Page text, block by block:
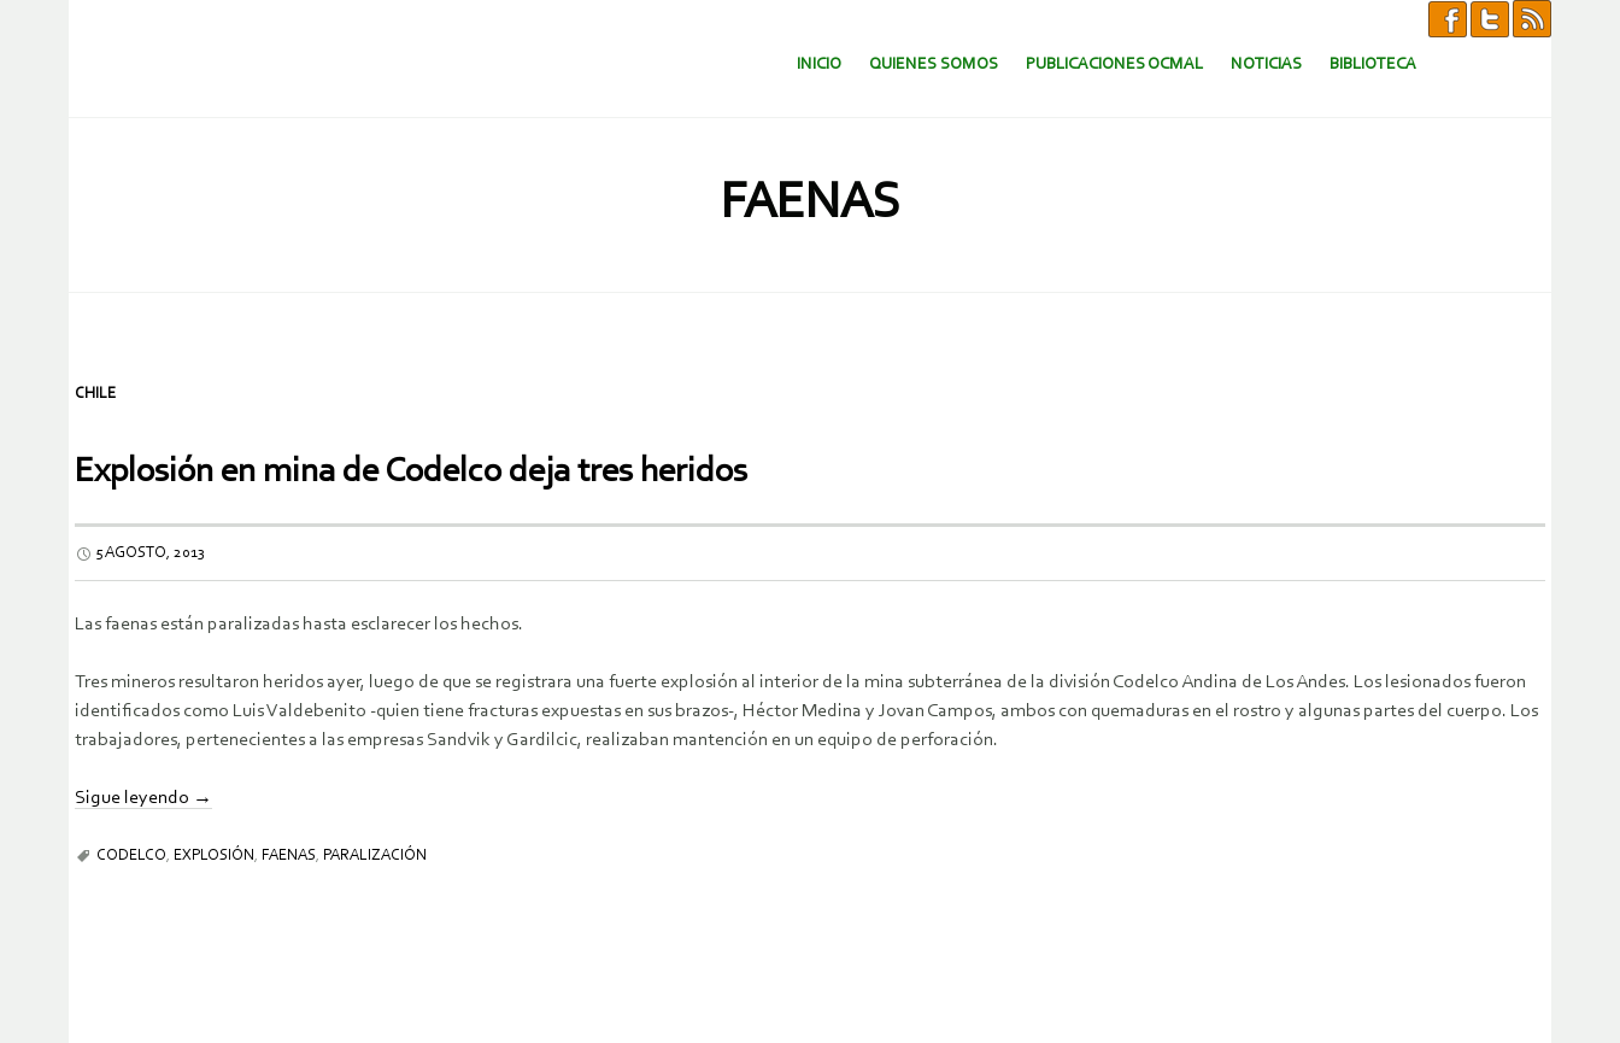
SALTAR AL CONTENIDO.
INICIO QUIENES SOMOS PUBLICACIONES OCMAL NOTICIAS BIBLIOTECA
FAENAS
CHILE
Explosión en mina de Codelco deja tres heridos
5 AGOSTO, 2013
Las faenas están paralizadas hasta esclarecer los hechos.
Tres mineros resultaron heridos ayer, luego de que se registrara una fuerte explosión al interior de la mina subterránea de la división Codelco Andina de Los Andes. Los lesionados fueron
identificados como Luis Valdebenito -quien tiene fracturas expuestas en sus brazos-, Héctor Medina y Jovan Campos, ambos con quemaduras en el rostro y algunas partes del cuerpo. Los
trabajadores, pertenecientes a las empresas Sandvik y Gardilcic, realizaban mantención en un equipo de perforación.
Sigue leyendo →
CODELCO, EXPLOSIÓN , FAENAS, PARALIZACIÓN